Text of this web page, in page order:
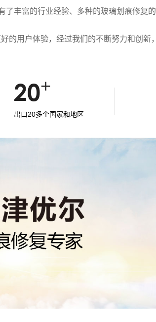
了丰富的行业经验、多种的玻璃划痕修复的
的用户体验，经过我们的不断努力和创新，
20+
出口20多个国家和地区